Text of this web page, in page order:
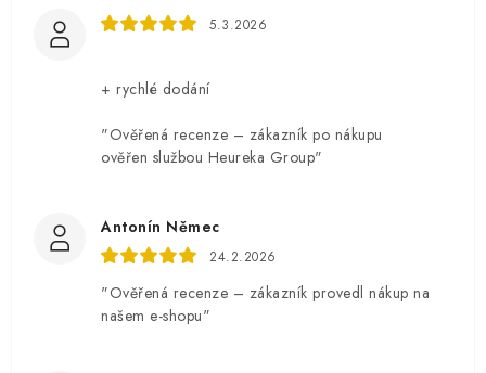
5.3.2026
+ rychlé dodání
"Ověřená recenze – zákazník po nákupu
ověřen službou Heureka Group"
Antonín Němec
24.2.2026
"Ověřená recenze – zákazník provedl nákup na
našem e-shopu"